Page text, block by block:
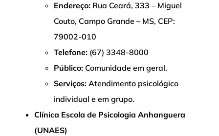
Endereço: Rua Ceará, 333 – Miguel
Couto, Campo Grande – MS, CEP:
79002-010
Telefone: (67) 3348-8000
Público: Comunidade em geral.
Serviços: Atendimento psicológico
individual e em grupo.
Clínica Escola de Psicologia Anhanguera
(UNAES)